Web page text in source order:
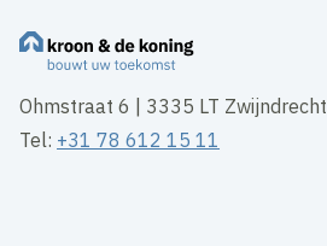
Ohmstraat 6 | 3335 LT Zwijndrecht
Tel: +31 78 612 15 11